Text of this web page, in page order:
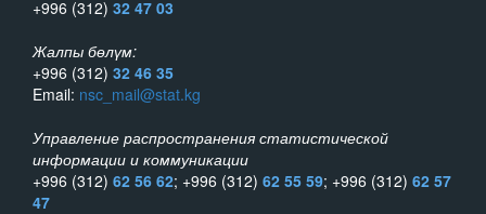
+996 (312) 32 47 03
Жалпы бөлүм:
+996 (312) 32 46 35
Email: nsc_mail@stat.kg
Управление распространения статистической
информации и коммуникации
+996 (312) 62 56 62; +996 (312) 62 55 59; +996 (312) 62 57
47